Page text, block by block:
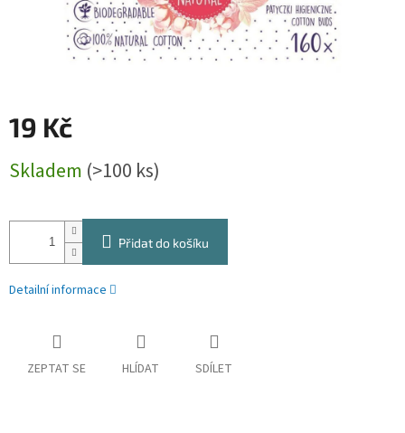
19 Kč
cena:
Skladem (>100 ks)
Přidat do košíku
Detailní informace
ZEPTAT SE HLÍDAT SDÍLET